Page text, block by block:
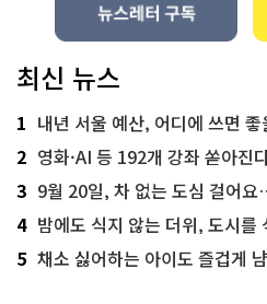
최신 뉴스
1 내년 서울 예산, 어디에 쓰면
2 영화·AI 등 192개 강좌 쏟아진
3 9월 20일, 차 없는 도심 걸어요…'서
4 밤에도 식지 않는 더위, 도시를
5 채소 싫어하는 아이도 즐겁게 냠냠! '